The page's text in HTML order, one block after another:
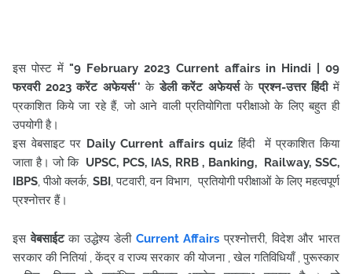
इस पोस्ट में "9 February 2023 Current affairs in Hindi | 09
फरवरी2023 करेंट अफेयर्स''के डेली करेंट अफेयर्सकेप्रश्न-उत्तर हिंदीमें
प्रकाशित किये जा रहे हैं, जो आने वाली प्रतियोगिता परीक्षाओ के लिए बहुत ही
उपयोगी है।
इस वेबसाइट पर Daily Current affairs quiz हिंदी में प्रकाशित किया
जाता है। जो कि UPSC, PCS, IAS, RRB , Banking, Railway, SSC,
IBPS, पीओ क्लर्क, SBI, पटवारी, वन विभाग, प्रतियोगी परीक्षाओं के लिए महत्वपूर्ण
प्रश्नोत्तर हैं।
इसवेबसाईटका उद्धेश्य डेली Current Affairs प्रश्नोत्तरी, विदेश और भारत
सरकार की नितियां , केंद्र व राज्य सरकार की योजना , खेल गतिविधियाँ , पुरूस्कार